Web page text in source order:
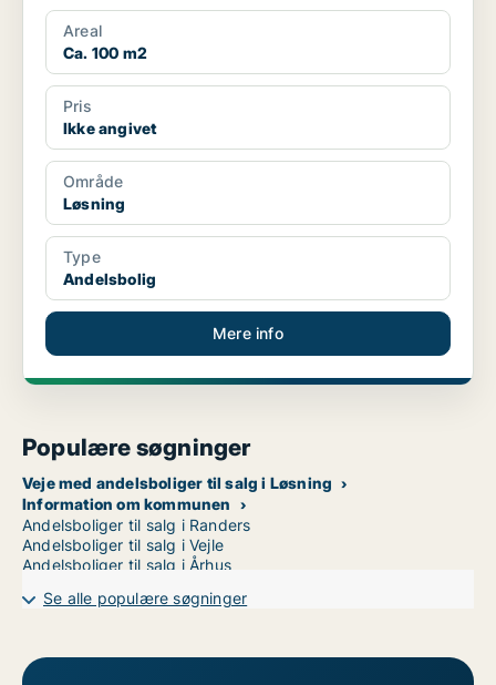
Areal
Ca. 100 m2
Pris
Ikke angivet
Område
Løsning
Type
Andelsbolig
Mere info
Populære søgninger
Veje med andelsboliger til salg i Løsning
Information om kommunen
Andelsboliger til salg i Randers
Andelsboliger til salg i Vejle
Andelsboliger til salg i Århus
Se alle populære søgninger